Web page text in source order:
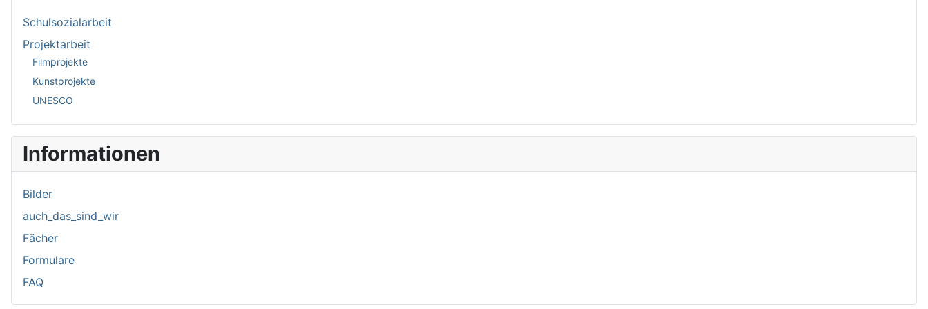
Schulsozialarbeit
Projektarbeit
Filmprojekte
Kunstprojekte
UNESCO
Informationen
Bilder
auch_das_sind_wir
Fächer
Formulare
FAQ